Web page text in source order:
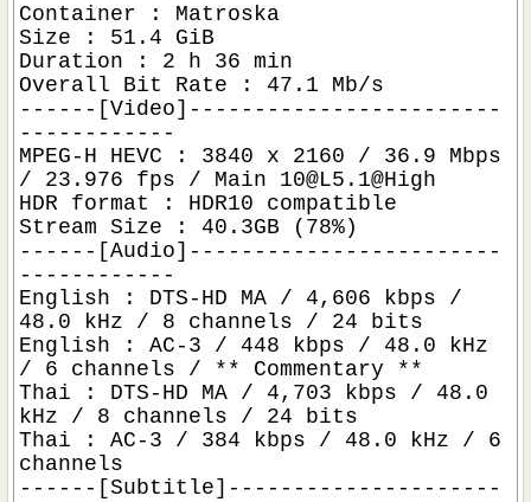
Container : Matroska
Size : 51.4 GiB
Duration : 2 h 36 min
Overall Bit Rate : 47.1 Mb/s
------[Video]------------------------
------------
MPEG-H HEVC : 3840 x 2160 / 36.9 Mbps
/ 23.976 fps / Main 10@L5.1@High
HDR format : HDR10 compatible
Stream Size : 40.3GB (78%)
------[Audio]------------------------
------------
English : DTS-HD MA / 4,606 kbps /
48.0 kHz / 8 channels / 24 bits
English : AC-3 / 448 kbps / 48.0 kHz
/ 6 channels / ** Commentary **
Thai : DTS-HD MA / 4,703 kbps / 48.0
kHz / 8 channels / 24 bits
Thai : AC-3 / 384 kbps / 48.0 kHz / 6
channels
------[Subtitle]---------------------